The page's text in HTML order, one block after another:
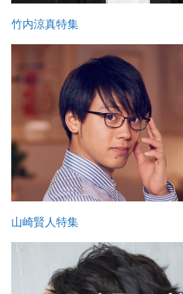
竹内涼真特集
山崎賢人特集